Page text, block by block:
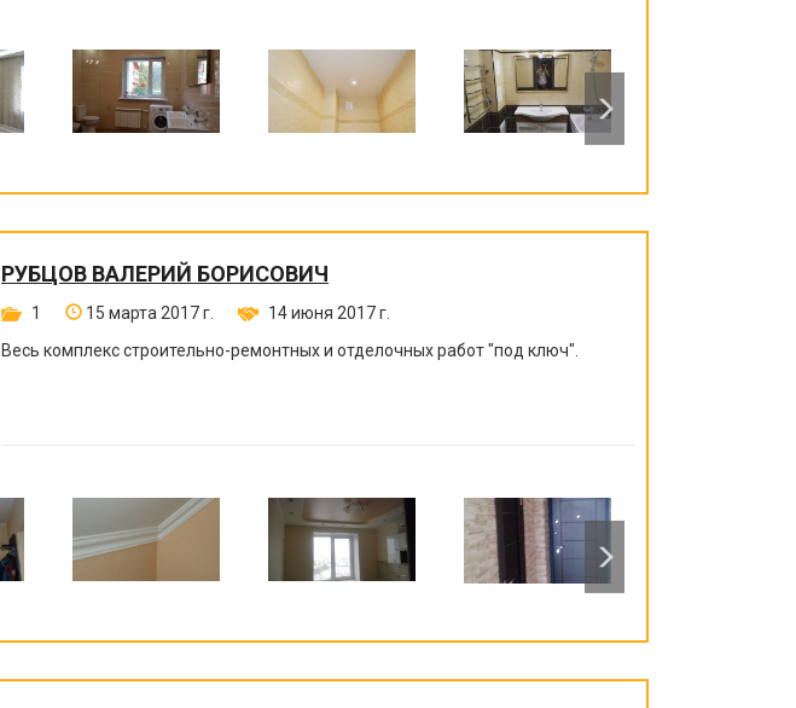
РУБЦОВ ВАЛЕРИЙ БОРИСОВИЧ
1 15 марта 2017 г.
14 июня 2017 г.
Весь комплекс строительно-ремонтных и отделочных работ "под ключ".